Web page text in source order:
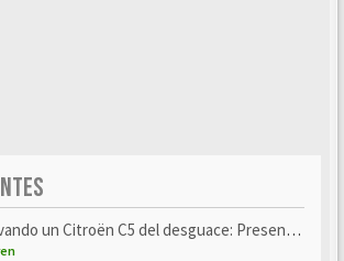
un Citroën C5 del desguace: Presentación y seguimiento